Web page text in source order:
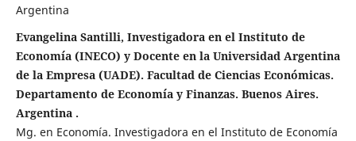
Argentina
Evangelina Santilli, Investigadora en el Instituto de
Economía (INECO) y Docente en la Universidad Argentina
de la Empresa (UADE). Facultad de Ciencias Económicas.
Departamento de Economía y Finanzas. Buenos Aires.
Argentina .
Mg. en Economía. Investigadora en el Instituto de Economía